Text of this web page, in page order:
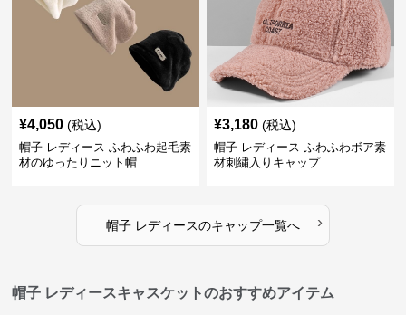
¥4,050 (税込)
帽子 レディース ふわふわ起毛素
材のゆったりニット帽
¥3,180 (税込)
帽子 レディース ふわふわボア素
材刺繍入りキャップ
帽子 レディースのキャップ一覧へ ›
帽子 レディースキャスケットのおすすめアイテム